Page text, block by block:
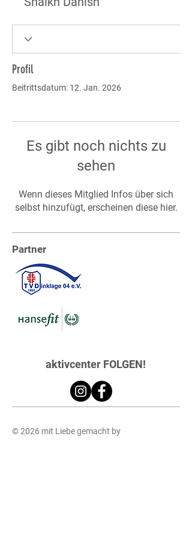
Profil
Beitrittsdatum: 12. Jan. 2026
Es gibt noch nichts zu
sehen
Wenn dieses Mitglied Infos über sich
selbst hinzufügt, erscheinen diese hier.
Partner
aktivcenter FOLGEN!
© 2026 mit Liebe gemacht by